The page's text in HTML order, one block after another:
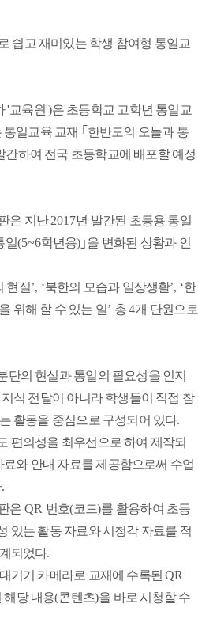
제주도 세종시
단
찰
기타
집
저
연예
영화 동영상
식 생활법률 판결기사
법원소식
화
회
북한정보 한민족
새터민
기타
쉽고 재미있는 학생 참여형 통일교
'교육원')은 초등학교 고학년 통일교
통일교육 교재 ｢ 한반도의 오늘과 통
간하여 전국 초등학교에 배포할 예정
은 지난2017년 발간된 초등용 통일
일(5~6학년용) ｣을 변화된 상황과 인
현실’, ‘북한의 모습과 일상생활’, ‘한
위해 할 수 있는 일’ 총4개 단원으로
단의 현실과 통일의 필요성을 인지
식 전달이 아니라 학생들이 직접 참
활동을 중심으로 구성되어 있다.
편의성을 최우선으로 하여 제작되
료와 안내 자료를 제공함으로써 수업
.
은 QR 번호(코드)를 활용하여 초등
있는 활동 자료와 시청각 자료를 적
되었다.
기기 카메라로 교재에 수록된QR
해당 내용(콘텐츠)을 바로 시청할 수